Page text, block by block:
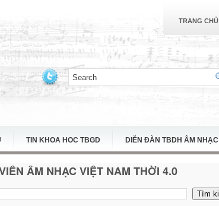
TRANG CHỦ
TIN KHOA HOC TBGD DIỄN ĐÀN TBDH ÂM NHẠC
ÂM NHẠC VIỆT NAM THỜI 4.0